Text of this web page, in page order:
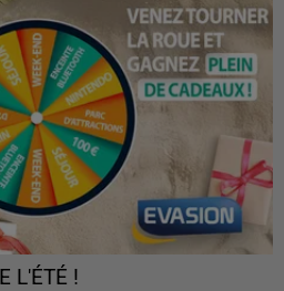
L'ÉTÉ !